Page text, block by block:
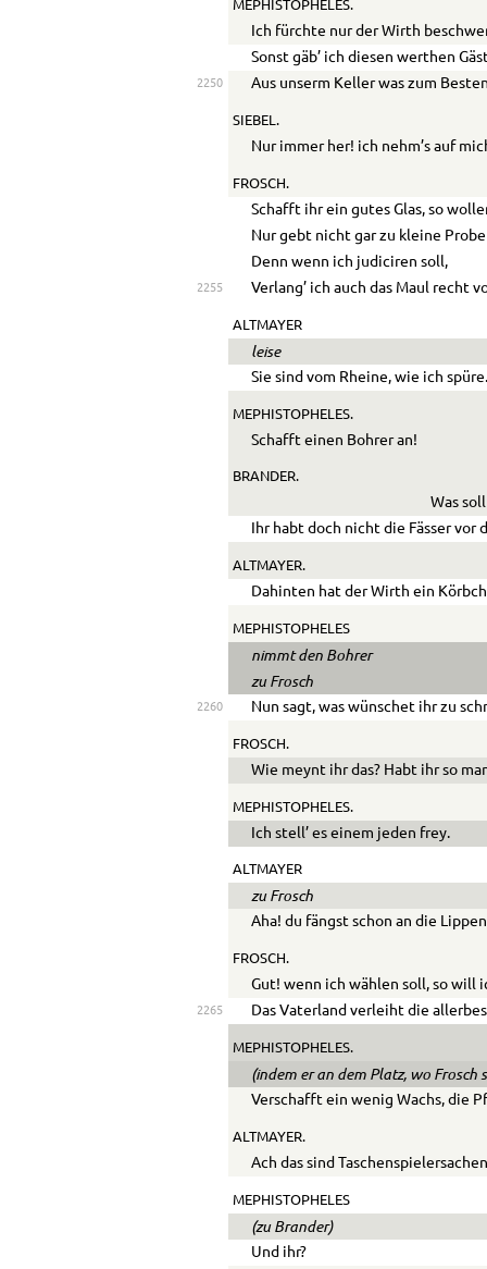
MEPHISTOPHELES.
Ich fürchte nur der Wirth
Sonst gäb’ ich diesen werthen
2250 Aus unserm Keller was zum
SIEBEL.
Nur immer her! ich nehm’s auf
FROSCH.
Schafft ihr ein gutes Glas, so
Nur gebt nicht gar zu kleine
Denn wenn ich judiciren soll,
2255 Verlang’ ich auch das Maul recht
ALTMAYER
leise
Sie sind vom Rheine, wie ich
MEPHISTOPHELES.
Schafft einen Bohrer an!
BRANDER.
Was
Ihr habt doch nicht die Fässer vor
ALTMAYER.
Dahinten hat der Wirth ein
MEPHISTOPHELES
nimmt den Bohrer
zu Frosch
2260 Nun sagt, was wünschet ihr zu
FROSCH.
Wie meynt ihr das? Habt ihr so
MEPHISTOPHELES.
Ich stell’ es einem jeden frey.
ALTMAYER
zu Frosch
Aha! du fängst schon an die
FROSCH.
Gut! wenn ich wählen soll, so will
2265 Das Vaterland verleiht die
MEPHISTOPHELES.
(indem er an dem Platz, wo Frosch
Verschafft ein wenig Wachs, die
ALTMAYER.
Ach das sind
MEPHISTOPHELES
(zu Brander)
Und ihr?